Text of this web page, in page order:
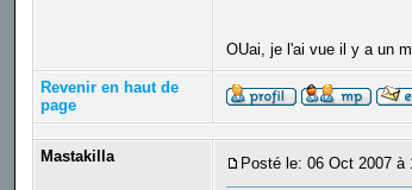
OUai, je l'ai vue il y a un
Revenir en haut de
page
Mastakilla Posté le: 06 Oct 2007 à